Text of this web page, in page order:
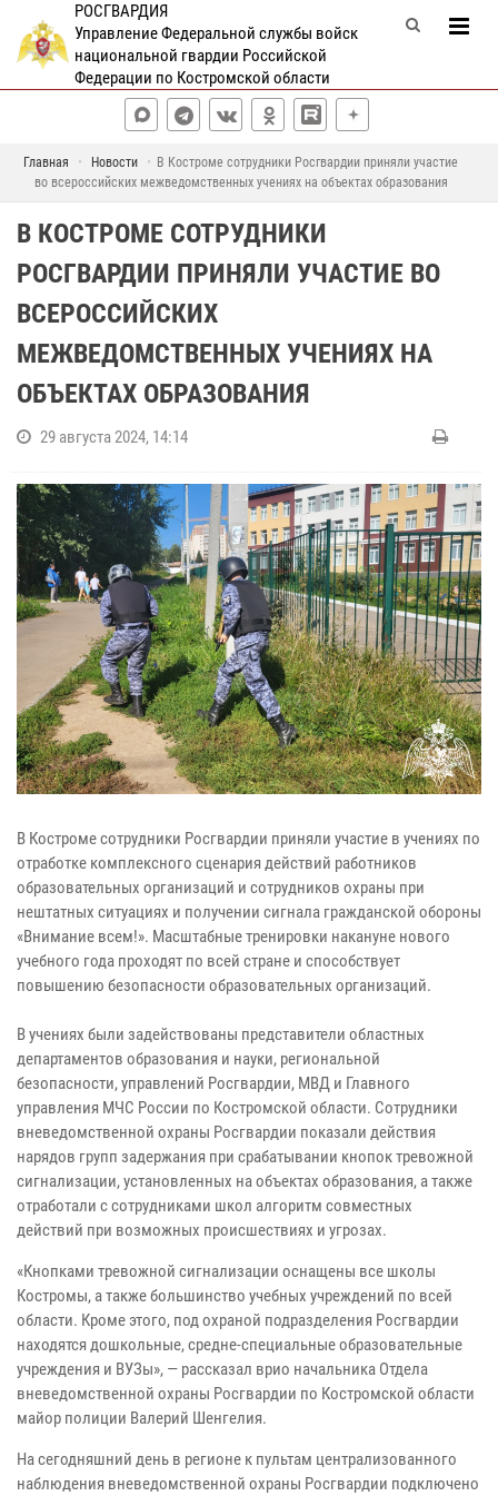
РОСГВАРДИЯ
Управление Федеральной службы войск
национальной гвардии Российской
Федерации по Костромской области
Главная Новости
В Костроме сотрудники Росгвардии приняли участие
во всероссийских межведомственных учениях на объектах образования
В КОСТРОМЕ СОТРУДНИКИ
РОСГВАРДИИ ПРИНЯЛИ УЧАСТИЕ ВО
ВСЕРОССИЙСКИХ
МЕЖВЕДОМСТВЕННЫХ УЧЕНИЯХ НА
ОБЪЕКТАХ ОБРАЗОВАНИЯ
29 августа 2024, 14:14
В Костроме сотрудники Росгвардии приняли участие в учениях по
отработке комплексного сценария действий работников
образовательных организаций и сотрудников охраны при
нештатных ситуациях и получении сигнала гражданской обороны
«Внимание всем!». Масштабные тренировки накануне нового
учебного года проходят по всей стране и способствует
повышению безопасности образовательных организаций.
В учениях были задействованы представители областных
департаментов образования и науки, региональной
безопасности, управлений Росгвардии, МВД и Главного
управления МЧС России по Костромской области. Сотрудники
вневедомственной охраны Росгвардии показали действия
нарядов групп задержания при срабатывании кнопок тревожной
сигнализации, установленных на объектах образования, а также
отработали с сотрудниками школ алгоритм совместных
действий при возможных происшествиях и угрозах.
«Кнопками тревожной сигнализации оснащены все школы
Костромы, а также большинство учебных учреждений по всей
области. Кроме этого, под охраной подразделения Росгвардии
находятся дошкольные, средне-специальные образовательные
учреждения и ВУЗы», — рассказал врио начальника Отдела
вневедомственной охраны Росгвардии по Костромской области
майор полиции Валерий Шенгелия.
На сегодняшний день в регионе к пультам централизованного
наблюдения вневедомственной охраны Росгвардии подключено